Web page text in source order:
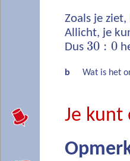
Zoals je
Allicht, je
Dus 30 : 0
b Wat is het
Je kunt